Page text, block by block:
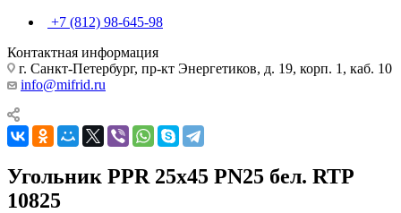
+7 (812) 98-645-98
Контактная информация
г. Санкт-Петербург, пр-кт Энергетиков, д. 19, корп. 1, каб. 10
info@mifrid.ru
Угольник PPR 25х45 PN25 бел. RTP
10825